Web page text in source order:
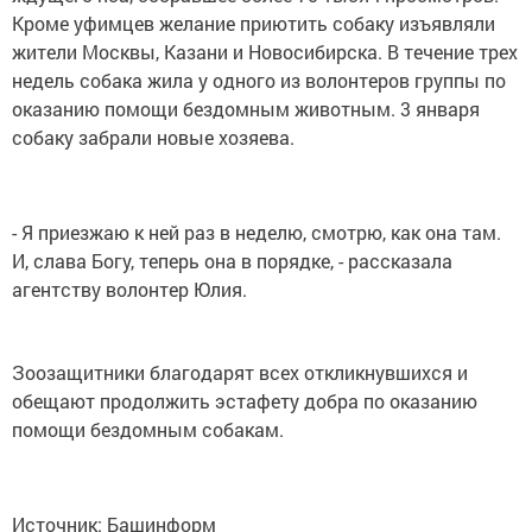
Кроме уфимцев желание приютить собаку изъявляли
жители Москвы, Казани и Новосибирска. В течение трех
недель собака жила у одного из волонтеров группы по
оказанию помощи бездомным животным. 3 января
собаку забрали новые хозяева.
- Я приезжаю к ней раз в неделю, смотрю, как она там.
И, слава Богу, теперь она в порядке, - рассказала
агентству волонтер Юлия.
Зоозащитники благодарят всех откликнувшихся и
обещают продолжить эстафету добра по оказанию
помощи бездомным собакам.
Источник: Башинформ